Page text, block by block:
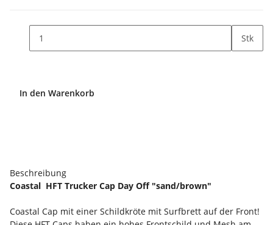
Stk
In den Warenkorb
Beschreibung
Coastal HFT Trucker Cap Day Off "sand/brown"
Coastal Cap mit einer Schildkröte mit Surfbrett auf der Front!